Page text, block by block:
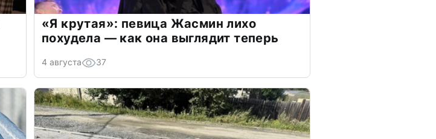
«Я крутая»: певица Жасмин лихо
похудела — как она выглядит теперь
4 августа 37